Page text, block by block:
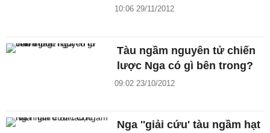
10:06 29/11/2012
Tàu ngầm nguyên tử chiến
lược Nga có gì bên trong?
09:02 23/10/2012
Nga ''giải cứu' tàu ngầm hạt